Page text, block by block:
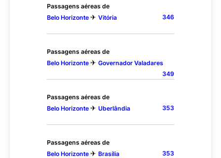
Passagens aéreas de
Belo Horizonte ✈ Vitória 346
Passagens aéreas de
Belo Horizonte ✈ Governador Valadares
349
Passagens aéreas de
Belo Horizonte ✈ Uberlândia 353
Passagens aéreas de
Belo Horizonte ✈ Brasília 353